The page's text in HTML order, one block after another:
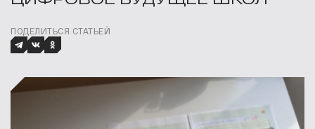
ПОДЕЛИТЬСЯ СТАТЬЕЙ